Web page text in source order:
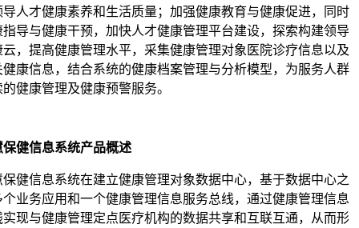
导人才健康素养和生活质量；加强健康教育与健康促进，同时
指导与健康干预，加快人才健康管理平台建设，探索构建领导
，提高健康管理水平，采集健康管理对象医院诊疗信息以及
健康信息，结合系统的健康档案管理与分析模型，为服务人群
健康管理及健康预警服务。
保健信息系统产品概述
健信息系统在建立健康管理对象数据中心，基于数据中心之
业务应用和一个健康管理信息服务总线，通过健康管理信息
实现与健康管理定点医疗机构的数据共享和互联互通，从而形